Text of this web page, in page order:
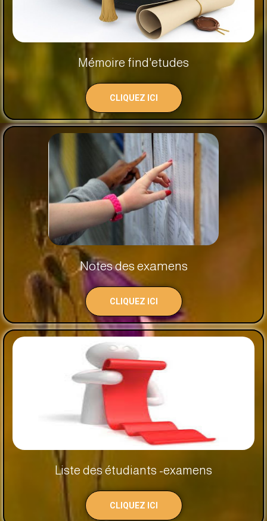
Mémoire find'etudes
CLIQUEZ ICI
Notes des examens
CLIQUEZ ICI
Liste des étudiants -examens
CLIQUEZ ICI